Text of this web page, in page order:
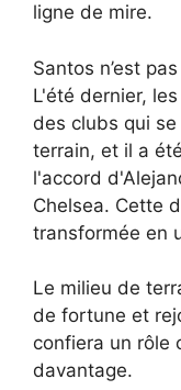
ligne de mire.
Santos n’est
L'été dernier,
des clubs qui
terrain, et il a
l'accord
Chelsea. Cette
transformée en
Le milieu de
de fortune et
confiera un rôle
davantage.